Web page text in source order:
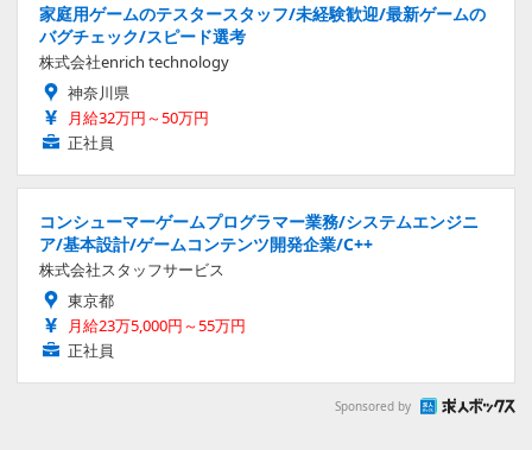
家庭用ゲームのテスタースタッフ/未経験歓迎/最新ゲームの
バグチェック/スピード選考
株式会社enrich technology
神奈川県
月給32万円～50万円
正社員
コンシューマーゲームプログラマー業務/システムエンジニ
ア/基本設計/ゲームコンテンツ開発企業/C++
株式会社スタッフサービス
東京都
月給23万5,000円～55万円
正社員
Sponsored by